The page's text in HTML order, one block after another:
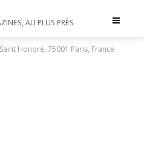
Toggle
AU PLUS PRÈS
Honoré, 75001 Paris, France